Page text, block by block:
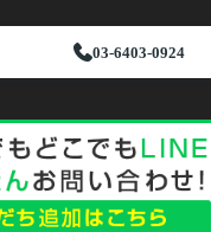
03-6403-0924